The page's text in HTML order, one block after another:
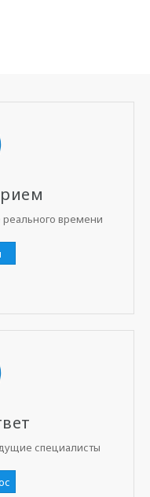
времени
специалисты